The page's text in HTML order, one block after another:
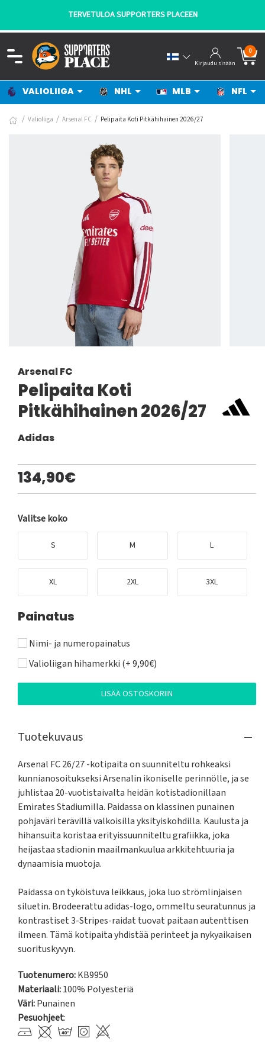
TERVETULOA SUPPORTERS PLACEEN
Kirjaudu sisään
0
VALIOLIIGA NHL MLB NFL
Valioliiga Arsenal FC Pelipaita Koti Pitkähihainen 2026/27
Arsenal FC
Pelipaita Koti
Pitkähihainen 2026/27
Adidas
134,90€
Valitse koko
S M L
XL 2XL 3XL
Painatus
Nimi- ja numeropainatus
Valioliigan hihamerkki (+ 9,90€)
LISÄÄ OSTOSKORIIN
Tuotekuvaus
Arsenal FC 26/27 -kotipaita on suunniteltu rohkeaksi
kunnianosoitukseksi Arsenalin ikoniselle perinnölle, ja se
juhlistaa 20-vuotistaivalta heidän kotistadionillaan
Emirates Stadiumilla. Paidassa on klassinen punainen
pohjaväri terävillä valkoisilla yksityiskohdilla. Kaulusta ja
hihansuita koristaa erityissuunniteltu grafiikka, joka
heijastaa stadionin maailmankuulua arkkitehtuuria ja
dynaamisia muotoja.
Paidassa on tyköistuva leikkaus, joka luo strömlinjaisen
siluetin. Brodeerattu adidas-logo, ommeltu seuratunnus ja
kontrastiset 3-Stripes-raidat tuovat paitaan autenttisen
ilmeen. Tämä kotipaita yhdistää perinteet ja nykyaikaisen
suorituskyvyn.
Tuotenumero:KB9950
Materiaali:100% Polyesteriä
Väri:Punainen
Pesuohjeet: